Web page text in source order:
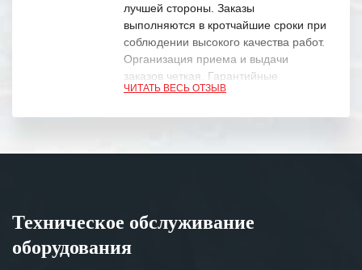
лучшей стороны. Заказы
выполняются в кротчайшие сроки при
соблюдении высокого качества работ.
Организация приема и выдачи
заказов четкая. Гарантийные
обязательства выполняются в
Особенно хочется отметить высокую
клиентоориентированность
ЧИТАТЬ ВЕСЬ ОТЗЫВ
Техническое обслуживание
оборудования